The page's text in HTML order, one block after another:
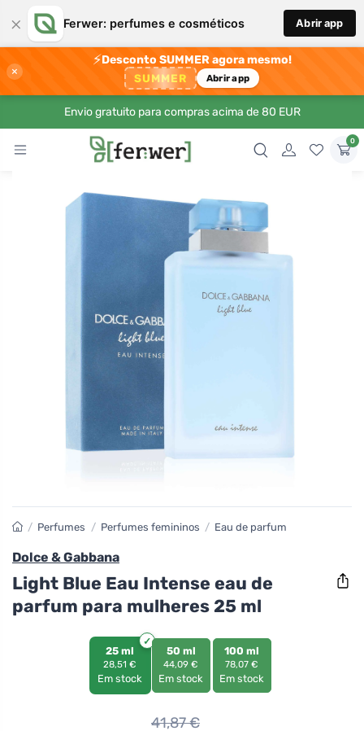
× Ferwer: perfumes e cosméticos Abrir app
×
⚡Desconto SUMMER agora mesmo!
SUMMER Abrir app
Envio gratuito para compras acima de 80 EUR
0
/ Perfumes / Perfumes femininos / Eau de parfum
Dolce & Gabbana
Light Blue Eau Intense eau de
parfum para mulheres 25 ml
25 ml
28,51 €
Em stock
50 ml
44,09 €
Em stock
100 ml
78,07 €
Em stock
41,87€